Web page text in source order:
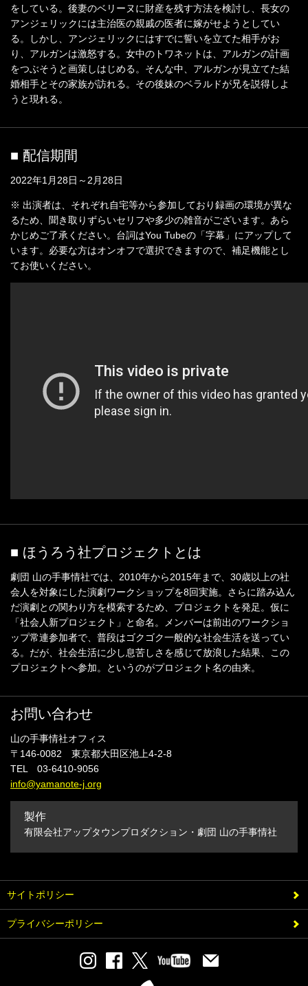
をしている。後妻のベリーヌに財産を残す方法を検討し、長女の
アンジェリックには主治医の親戚の医者に嫁がせようとしてい
る。しかし、アンジェリックにはすでに誓いを立てた相手がお
り、アルガンは激怒する。女中のトワネットは、アルガンの計画
をつぶそうと画策しはじめる。そんな中、アルガンが見立てた結
婚相手とその家族が訪れる。その後妹のベラルドが兄を説得しよ
うと現れる。
■ 配信期間
2022年1月28日～2月28日
※ 出演者は、それぞれ自宅等から参加しており録画の環境が異な
るため、聞き取りずらいセリフや多少の雑音がございます。あら
かじめご了承ください。台詞はYou Tubeの「字幕」にアップして
います。必要な方はオンオフで選択できますので、補足機能とし
てお使いください。
■ ほうろう社プロジェクトとは
劇団 山の手事情社では、2010年から2015年まで、30歳以上の社
会人を対象にした演劇ワークショップを8回実施。さらに踏み込ん
だ演劇との関わり方を模索するため、プロジェクトを発足。仮に
「社会人新プロジェクト」と命名。メンバーは前出のワークショ
ップ常連参加者で、普段はゴクゴク一般的な社会生活を送ってい
る。だが、社会生活に少し息苦しさを感じて放浪した結果、この
プロジェクトへ参加。というのがプロジェクト名の由来。
お問い合わせ
山の手事情社オフィス
〒146-0082 東京都大田区池上4-2-8
TEL 03-6410-9056
info@yamanote-j.org
製作
有限会社アップタウンプロダクション・劇団 山の手事情社
サイトポリシー
プライバシーポリシー